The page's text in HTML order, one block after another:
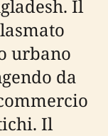
Il
urbano
da
Il